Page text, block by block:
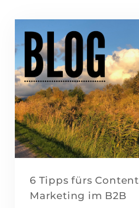
6 Tipps fürs Content
Marketing im B2B